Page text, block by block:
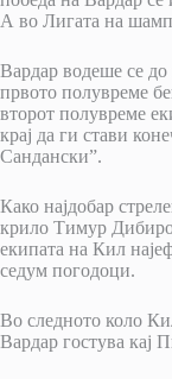
А во Лигата на
Вардар водеше се до
првото полувреме
второт полувреме
крај да ги стави
Сандански”.
Како најдобар
крило Тимур
екипата на Кил
седум погодоци.
Во следното коло
Вардар гостува кај